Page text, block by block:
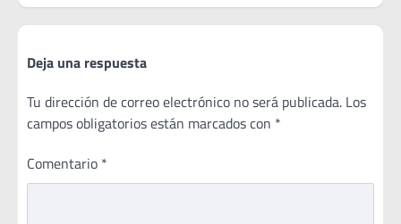
Deja una respuesta
Tu dirección de correo electrónico no será publicada. Los
campos obligatorios están marcados con *
Comentario *